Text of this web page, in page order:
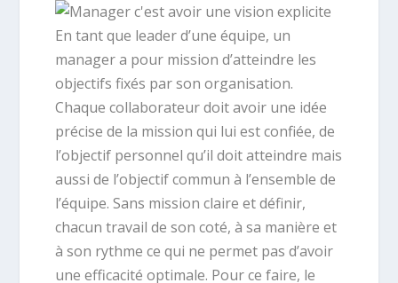
En tant que leader d’une équipe, un
manager a pour mission d’atteindre les
objectifs fixés par son organisation.
Chaque collaborateur doit avoir une idée
précise de la mission qui lui est confiée, de
l’objectif personnel qu’il doit atteindre mais
aussi de l’objectif commun à l’ensemble de
l’équipe. Sans mission claire et définir,
chacun travail de son coté, à sa manière et
à son rythme ce qui ne permet pas d’avoir
une efficacité optimale. Pour ce faire, le